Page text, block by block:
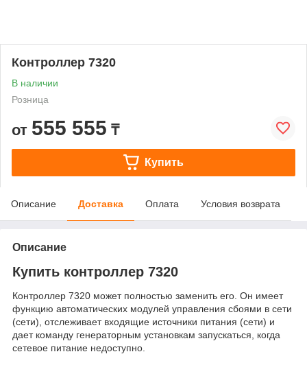
Контроллер 7320
В наличии
Розница
от 555 555 ₸
Купить
Описание Доставка Оплата Условия возврата
Описание
Купить контроллер 7320
Контроллер 7320 может полностью заменить его. Он имеет
функцию автоматических модулей управления сбоями в сети
(сети), отслеживает входящие источники питания (сети) и
дает команду генераторным установкам запускаться, когда
сетевое питание недоступно.